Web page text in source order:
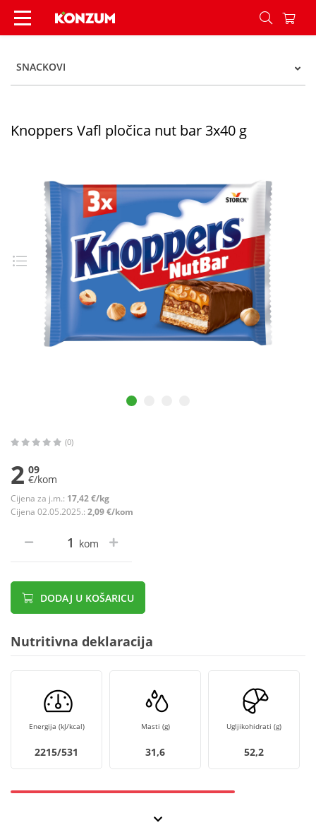
Knoppers desert knoppers nutbar 3/1 120g -
SNACKOVI
Knoppers Vafl pločica nut bar 3x40 g
(0)
2 09
€/kom
Cijena za j.m.: 17,42 €/kg
Cijena 02.05.2025.: 2,09 €/kom
kom
DODAJ U KOŠARICU
Nutritivna deklaracija
Energija (kJ/kcal)
2215/531
Masti (g)
31,6
Ugljikohidrati (g)
52,2